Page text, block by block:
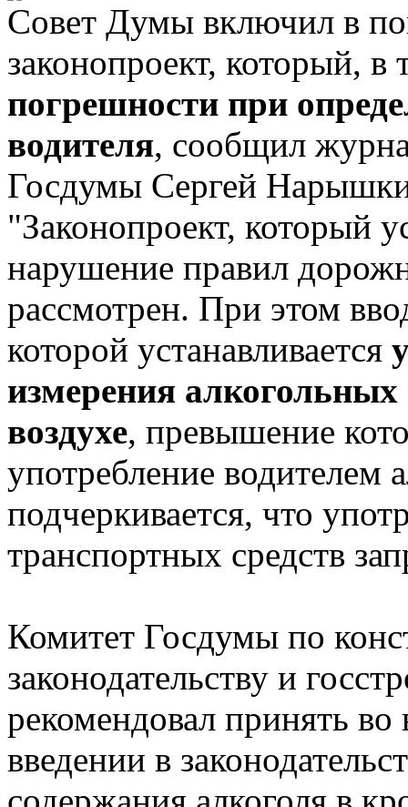
Совет Думы включил в
законопроект, который,
погрешности при
водителя, сообщил
Госдумы Сергей
"Законопроект, который
нарушение правил
рассмотрен. При этом
которой устанавливается
измерения
воздухе, превышение
употребление водителем
подчеркивается, что
транспортных средств
Комитет Госдумы по
законодательству и
рекомендовал принять
введении в